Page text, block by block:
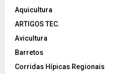
Aquicultura
ARTIGOS TEC.
Avicultura
Barretos
Corridas Hípicas Regionais